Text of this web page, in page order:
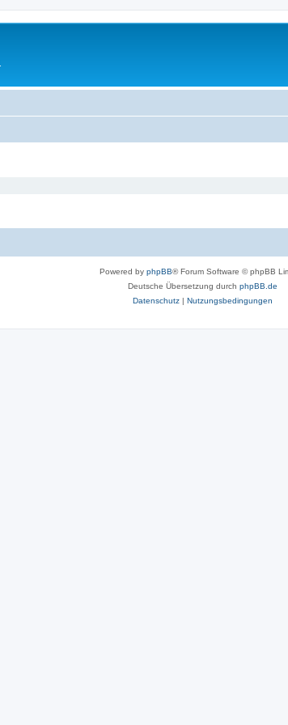
Powered by phpBB® Forum Software © phpBB
Deutsche Übersetzung durch phpBB.de
Datenschutz| Nutzungsbedingungen